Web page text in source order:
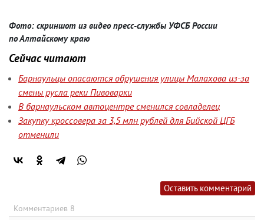
Фото: скриншот из видео пресс-службы УФСБ России
по Алтайскому краю
Сейчас читают
Барнаульцы опасаются обрушения улицы Малахова из-за
смены русла реки Пивоварки
В барнаульском автоцентре сменился совладелец
Закупку кроссовера за 3,5 млн рублей для Бийской ЦГБ
отменили
Оставить комментарий
Комментариев 8